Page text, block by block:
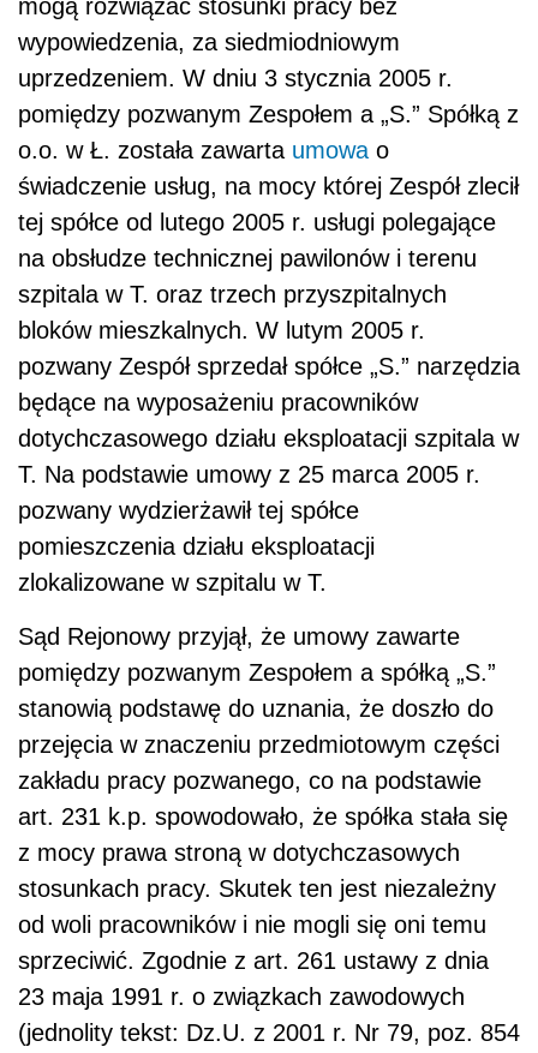
mogą rozwiązać stosunki pracy bez
wypowiedzenia, za siedmiodniowym
uprzedzeniem. W dniu 3 stycznia 2005 r.
pomiędzy pozwanym Zespołem a „S.” Spółką z
o.o. w Ł. została zawarta umowa o
świadczenie usług, na mocy której Zespół zlecił
tej spółce od lutego 2005 r. usługi polegające
na obsłudze technicznej pawilonów i terenu
szpitala w T. oraz trzech przyszpitalnych
bloków mieszkalnych. W lutym 2005 r.
pozwany Zespół sprzedał spółce „S.” narzędzia
będące na wyposażeniu pracowników
dotychczasowego działu eksploatacji szpitala w
T. Na podstawie umowy z 25 marca 2005 r.
pozwany wydzierżawił tej spółce
pomieszczenia działu eksploatacji
zlokalizowane w szpitalu w T.
Sąd Rejonowy przyjął, że umowy zawarte
pomiędzy pozwanym Zespołem a spółką „S.”
stanowią podstawę do uznania, że doszło do
przejęcia w znaczeniu przedmiotowym części
zakładu pracy pozwanego, co na podstawie
art. 231 k.p. spowodowało, że spółka stała się
z mocy prawa stroną w dotychczasowych
stosunkach pracy. Skutek ten jest niezależny
od woli pracowników i nie mogli się oni temu
sprzeciwić. Zgodnie z art. 261 ustawy z dnia
23 maja 1991 r. o związkach zawodowych
(jednolity tekst: Dz.U. z 2001 r. Nr 79, poz. 854